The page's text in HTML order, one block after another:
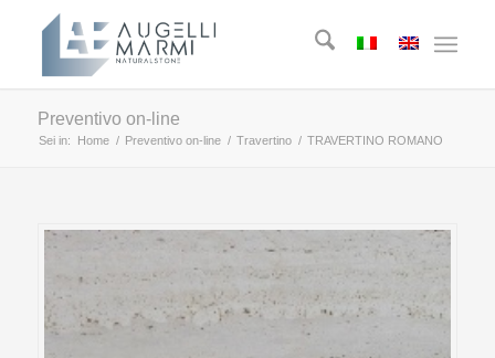
Preventivo on-line
Sei in: Home / Preventivo on-line / Travertino / TRAVERTINO ROMANO